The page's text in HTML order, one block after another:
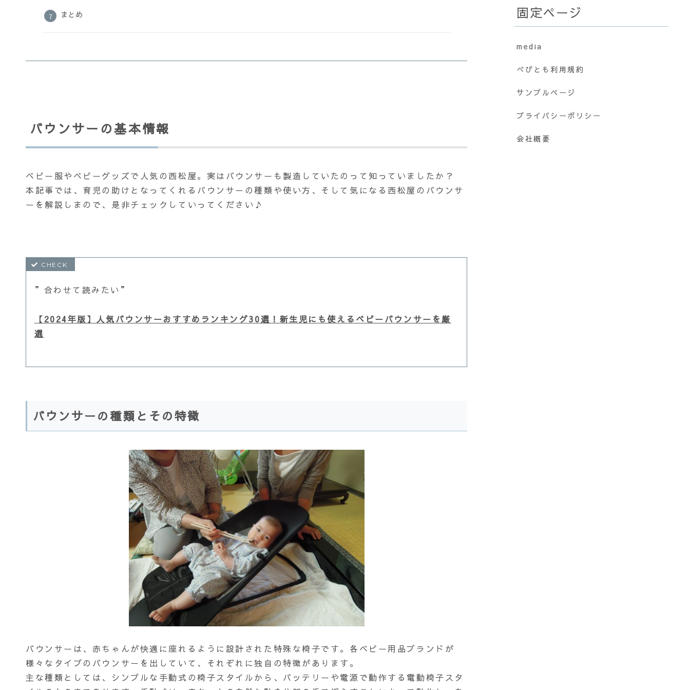
まとめ
バウンサーの基本情報
ベビー服やベビーグッズで人気の西松屋。実はバウンサーも製造していたのって知っていましたか？
本記事では、育児の助けとなってくれるバウンサーの種類や使い方、そして気になる西松屋のバウンサ
ーを解説しまので、是非チェックしていってください♪
”合わせて読みたい”
【2024年版】人気バウンサーおすすめランキング30選！新生児にも使えるベビーバウンサーを厳
選
バウンサーの種類とその特徴
バウンサーは、赤ちゃんが快適に座れるように設計された特殊な椅子です。各ベビー用品ブランドが
様々なタイプのバウンサーを出していて、それぞれに独自の特徴があります。
主な種類としては、シンプルな手動式の椅子スタイルから、バッテリーや電源で動作する電動椅子スタ
固定ページ
media
べびとも利用規約
サンプルページ
プライバシーポリシー
会社概要